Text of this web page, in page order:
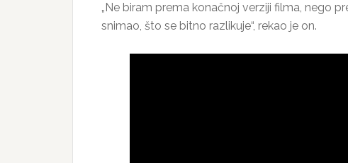
„Ne biram prema konačnoj verziji filma, nego
snimao, što se bitno razlikuje“, rekao je on.